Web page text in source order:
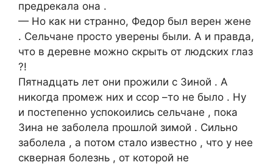
предрекала она .
— Но как ни странно, Федор был верен жене
. Сельчане просто уверены были. А и правда,
что в деревне можно скрыть от людских глаз
?!
Пятнадцать лет они прожили с Зиной . А
никогда промеж них и ссор –то не было . Ну
и постепенно успокоились сельчане , пока
Зина не заболела прошлой зимой . Сильно
заболела , а потом стало известно , что у нее
скверная болезнь , от которой не